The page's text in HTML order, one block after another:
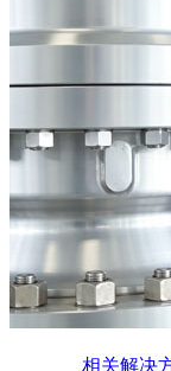
相关解决